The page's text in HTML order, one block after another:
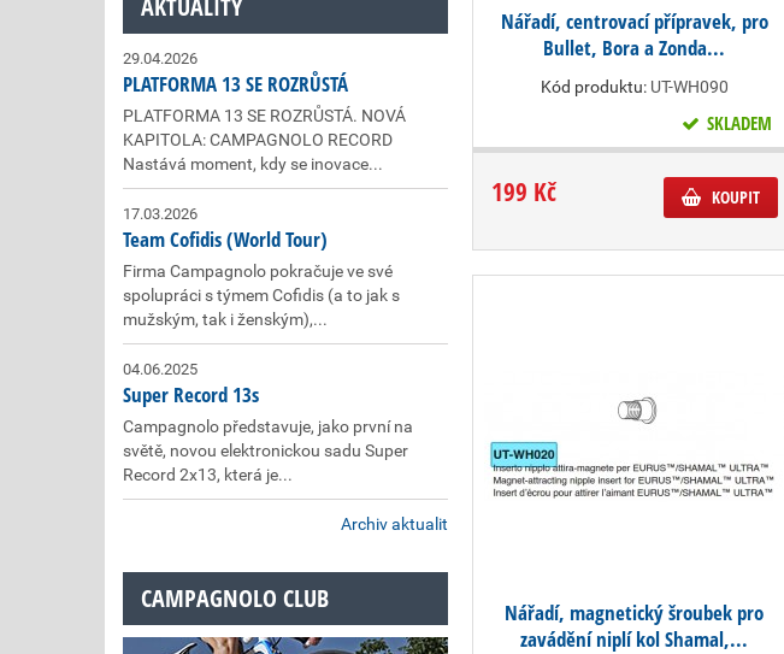
Nářadí, centrovací přípravek, pro
Bullet, Bora a Zonda...
Kód produktu: UT-WH090
SKLADEM
199 Kč KOUPIT
Nářadí, magnetický šroubek pro
zavádění niplí kol Shamal,...
AKTUALITY
29.04.2026
PLATFORMA 13 SE ROZRŮSTÁ
PLATFORMA 13 SE ROZRŮSTÁ. NOVÁ
KAPITOLA: CAMPAGNOLO RECORD
Nastává moment, kdy se inovace...
17.03.2026
Team Cofidis (World Tour)
Firma Campagnolo pokračuje ve své
spolupráci s týmem Cofidis (a to jak s
mužským, tak i ženským),...
04.06.2025
Super Record 13s
Campagnolo představuje, jako první na
světě, novou elektronickou sadu Super
Record 2x13, která je...
Archiv aktualit
CAMPAGNOLO CLUB